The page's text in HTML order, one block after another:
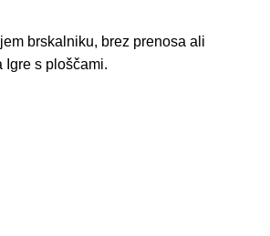
brskalniku, brez prenosa ali
Igre s ploščami.